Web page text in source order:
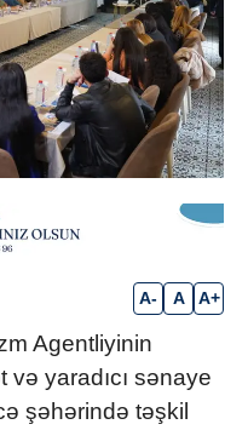
A- A A+
Agentliyinin
və yaradıcı sənaye
şəhərində təşkil